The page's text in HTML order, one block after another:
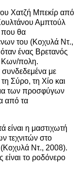
Χατζή Μπεκίρ από
Αμπτούλ
που θα
του (Κοχυλά Ντ.,
ένας Βρετανός
Κων/πολη.
συνδεδεμένα με
Σύρο, τη Χίο και
των προσφύγων
από τα
είναι η μαστιχωτή
τεχνιτών στο
(Κοχυλά Ντ., 2008).
είναι το ροδόνερο